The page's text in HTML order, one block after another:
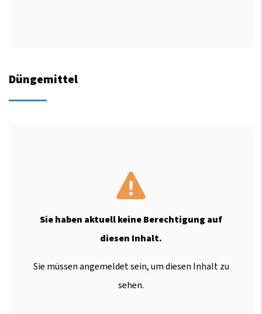
Düngemittel
Sie haben aktuell keine Berechtigung auf
diesen Inhalt.
Sie müssen angemeldet sein, um diesen Inhalt zu
sehen.